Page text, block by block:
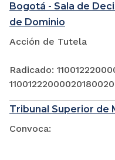
Bogotá - Sala de
de Dominio
Acción de Tutela
Radicado:
Tribunal Superior de
Convoca: